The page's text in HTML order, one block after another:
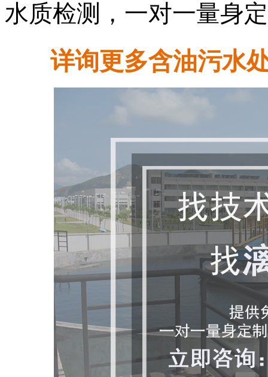
水质检测，一对一量身
详询更多含油污水